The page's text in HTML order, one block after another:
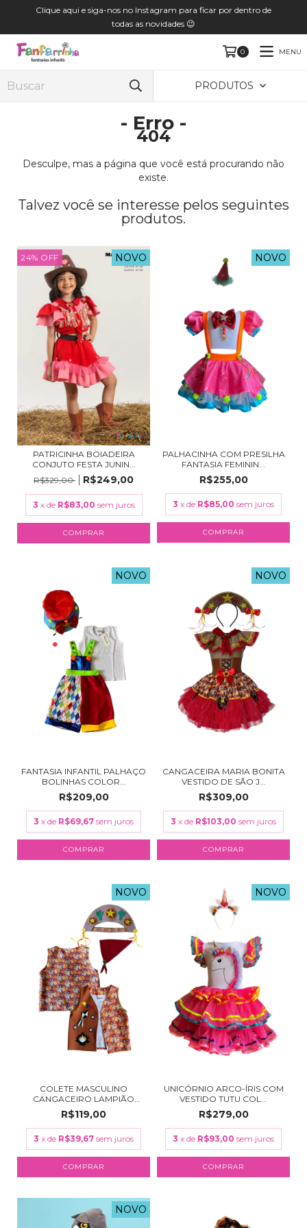
Clique aqui e siga-nos no Instagram para ficar por dentro de
todas as novidades 😉
0 MENU
PRODUTOS
- Erro -
404
Desculpe, mas a página que você está procurando não
existe.
Talvez você se interesse pelos seguintes
produtos.
24% OFF NOVO
PATRICINHA BOIADEIRA
CONJUTO FESTA JUNIN...
R$329,00
R$249,00
3 x de R$83,00 sem juros
COMPRAR
NOVO
PALHACINHA COM PRESILHA
FANTASIA FEMININ...
R$255,00
3 x de R$85,00 sem juros
COMPRAR
NOVO
FANTASIA INFANTIL PALHAÇO
BOLINHAS COLOR...
R$209,00
3 x de R$69,67 sem juros
COMPRAR
NOVO
CANGACEIRA MARIA BONITA
VESTIDO DE SÃO J...
R$309,00
3 x de R$103,00 sem juros
COMPRAR
NOVO
COLETE MASCULINO
CANGACEIRO LAMPIÃO
ARRE...
R$119,00
3 x de R$39,67 sem juros
COMPRAR
NOVO
UNICÓRNIO ARCO-ÍRIS COM
VESTIDO TUTU COL...
R$279,00
3 x de R$93,00 sem juros
COMPRAR
NOVO